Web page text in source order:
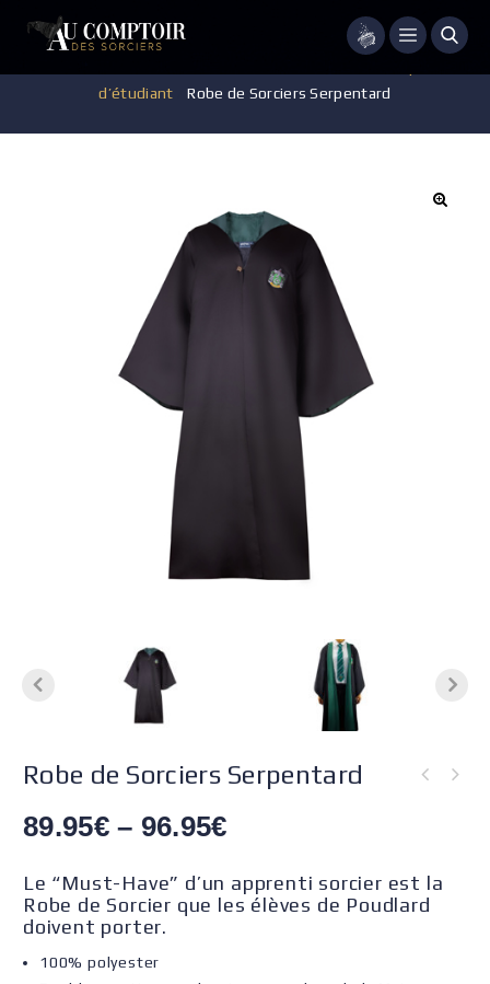
Menu
d’étudiant /Robe de Sorciers Serpentard
Robe de Sorciers Serpentard
89.95€– 96.95€
Le “Must-Have” d’un apprenti sorcier est la
Robe de Sorcier que les élèves de Poudlard
doivent porter.
100% polyester